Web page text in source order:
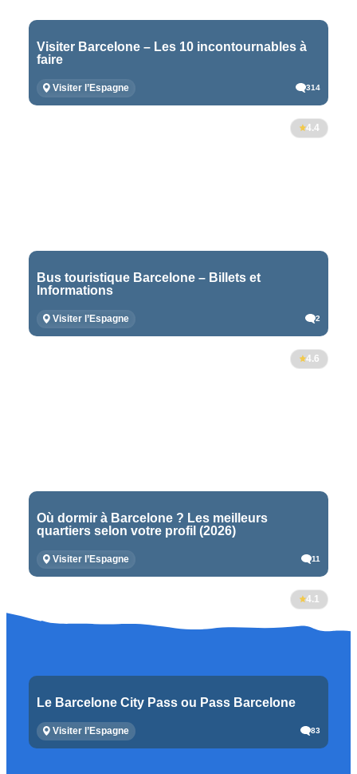
Visiter Barcelone – Les 10 incontournables à
faire
Visiter l’Espagne 314
4.4
Bus touristique Barcelone – Billets et
Informations
Visiter l’Espagne 2
4.6
Où dormir à Barcelone ? Les meilleurs
quartiers selon votre profil (2026)
Visiter l’Espagne 11
4.1
Le Barcelone City Pass ou Pass Barcelone
Visiter l’Espagne 83